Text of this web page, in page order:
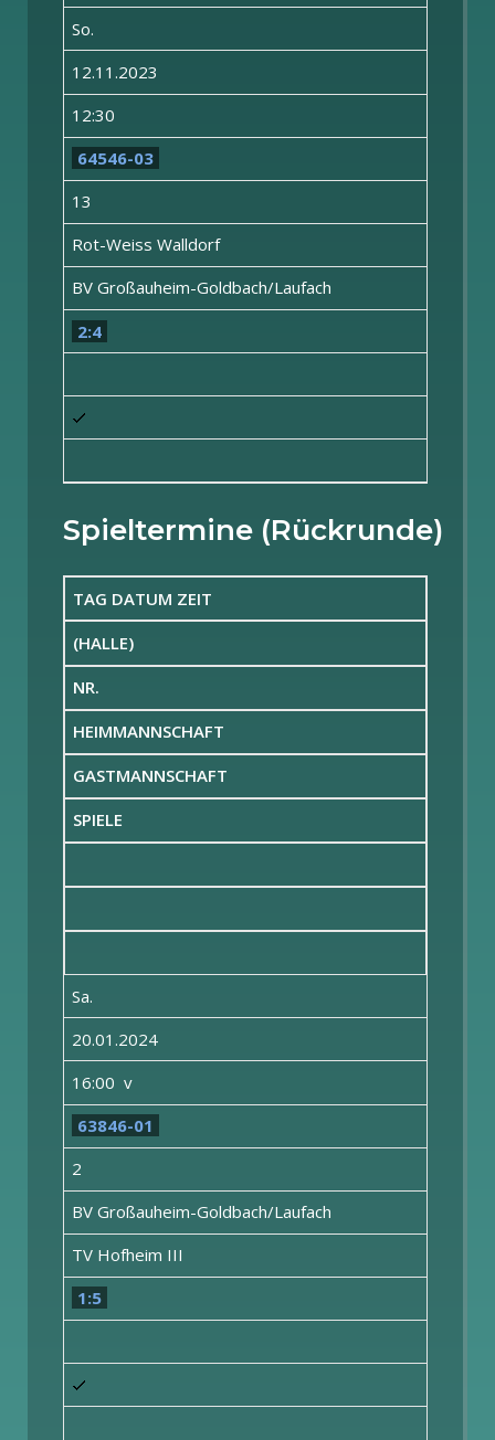
So.
12.11.2023
12:30
64546-03
13
Rot-Weiss Walldorf
BV Großauheim-Goldbach/Laufach
2:4
Spieltermine (Rückrunde)
TAG DATUM ZEIT
(HALLE)
NR.
HEIMMANNSCHAFT
GASTMANNSCHAFT
SPIELE
Sa.
20.01.2024
16:00 v
63846-01
2
BV Großauheim-Goldbach/Laufach
TV Hofheim III
1:5